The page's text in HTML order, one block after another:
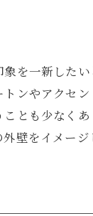
を一新した
ンやアクセ
とも少なく
壁をイメー